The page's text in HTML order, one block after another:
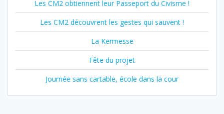
Les CM2 obtiennent leur Passeport du Civisme !
Les CM2 découvrent les gestes qui sauvent !
La Kermesse
Fête du projet
Journée sans cartable, école dans la cour